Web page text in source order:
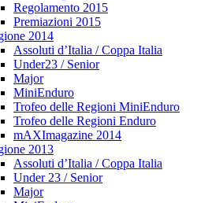
Regolamento 2015
Premiazioni 2015
2014
Assoluti d’Italia / Coppa Italia
Under23 / Senior
Major
MiniEnduro
Trofeo delle Regioni MiniEnduro
Trofeo delle Regioni Enduro
mAXImagazine 2014
2013
Assoluti d’Italia / Coppa Italia
Under 23 / Senior
Major